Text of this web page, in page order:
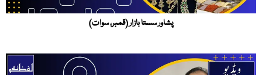
پشاور سستا بازار (قمبر، سوات)